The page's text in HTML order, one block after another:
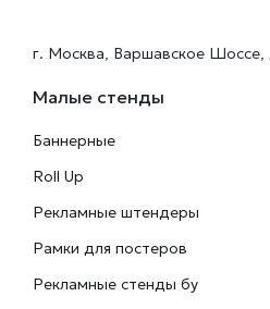
г. Москва, Варшавское Шоссе,
Малые стенды
Баннерные
Roll Up
Рекламные штендеры
Рамки для постеров
Рекламные стенды бу